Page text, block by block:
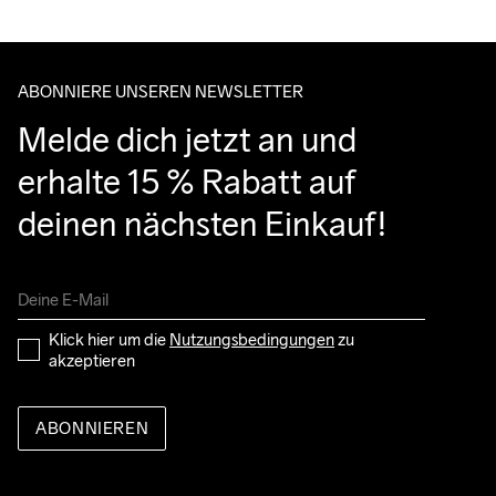
entgegennehmen kannst.
ABONNIERE UNSEREN NEWSLETTER
Melde dich jetzt an und
erhalte 15 % Rabatt auf
deinen nächsten Einkauf!
Klick hier um die Nutzungsbedingungen zu
akzeptieren
ABONNIEREN